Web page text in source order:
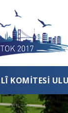
KOMITESI